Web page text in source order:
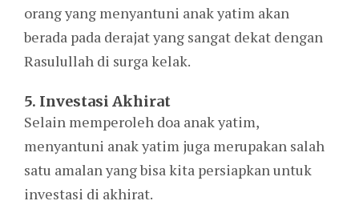
orang yang menyantuni anak yatim akan
berada pada derajat yang sangat dekat dengan
Rasulullah di surga kelak.
5. Investasi Akhirat
Selain memperoleh doa anak yatim,
menyantuni anak yatim juga merupakan salah
satu amalan yang bisa kita persiapkan untuk
investasi di akhirat.